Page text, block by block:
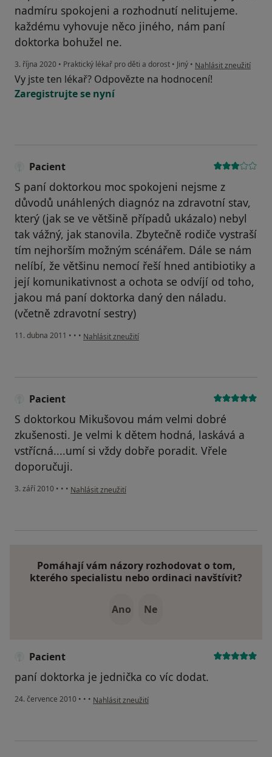
nadmíru spokojeni a rozhodnutí nelitujeme.
každému vyhovuje něco jiného, nám paní
doktorka bohužel ne.
3. října 2020 • Praktický lékař pro děti a dorost • Jiný • podle názoru
Nahlásit zneužití
Vy jste ten lékař? Odpovězte na hodnocení!
Zaregistrujte se nyní
Pacient
S paní doktorkou moc spokojeni nejsme z
důvodů unáhlených diagnóz na zdravotní stav,
který (jak se ve většině případů ukázalo) nebyl
tak vážný, jak stanovila. Zbytečně rodiče vystraší
tím nejhorším možným scénářem. Dále se nám
nelíbí, že většinu nemocí řeší hned antibiotiky a
její komunikativnost a ochota se odvíjí od toho,
jakou má paní doktorka daný den náladu.
(včetně zdravotní sestry)
11. dubna 2011 • • • podle názoru uživatele Pacient
Nahlásit zneužití
Pacient
S doktorkou Mikušovou mám velmi dobré
zkušenosti. Je velmi k dětem hodná, laskává a
vstřícná....umí si vždy dobře poradit. Vřele
doporučuji.
3. září 2010 • • • podle názoru uživatele Pacient
Nahlásit zneužití
Pomáhají vám názory rozhodovat o tom,
kterého specialistu nebo ordinaci navštívit?
Ano Ne
Pacient
paní doktorka je jednička co víc dodat.
24. července 2010 • • • podle názoru uživatele Pacient
Nahlásit zneužití